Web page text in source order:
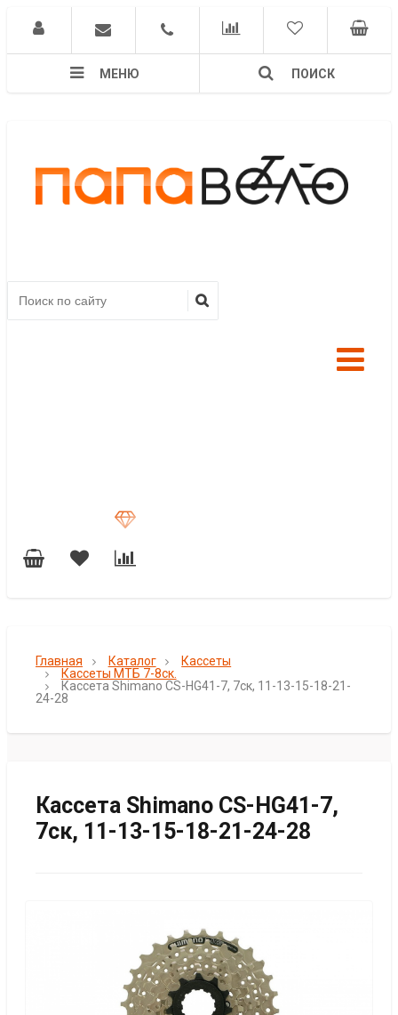
МЕНЮ ПОИСК
Главная Каталог
Кассеты
Кассеты МТБ 7-8ск.
Кассета Shimano CS-HG41-7, 7ск, 11-13-15-18-21-
24-28
Кассета Shimano CS-HG41-7,
7ск, 11-13-15-18-21-24-28